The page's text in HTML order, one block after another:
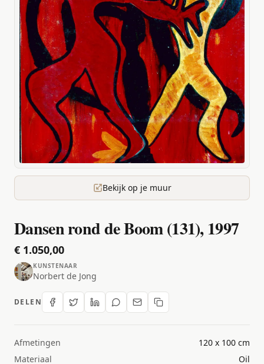
Bekijk op je muur
Dansen rond de Boom (131), 1997
€ 1.050,00
KUNSTENAAR
Norbert de Jong
DELEN
Afmetingen
120 x 100 cm
Materiaal
Oil